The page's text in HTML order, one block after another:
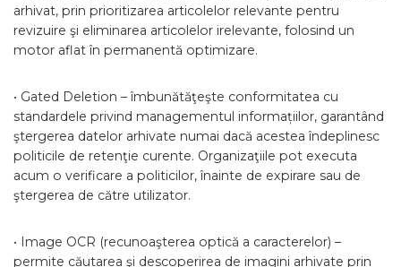
arhivat, prin prioritizarea articolelor relevante pentru
revizuire şi eliminarea articolelor irelevante, folosind un
motor aflat în permanentă optimizare.
• Gated Deletion – îmbunătăţeşte conformitatea cu
standardele privind managementul informațiilor, garantând
ştergerea datelor arhivate numai dacă acestea îndeplinesc
politicile de retenţie curente. Organizaţiile pot executa
acum o verificare a politicilor, înainte de expirare sau de
ştergerea de către utilizator.
• Image OCR (recunoaşterea optică a caracterelor) –
permite căutarea şi descoperirea de imagini arhivate prin